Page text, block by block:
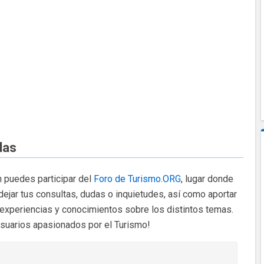
puedes participar del Foro de Turismo.ORG, lugar donde
tus consultas, dudas o inquietudes, así como aportar
y conocimientos sobre los distintos temas.
apasionados por el Turismo!